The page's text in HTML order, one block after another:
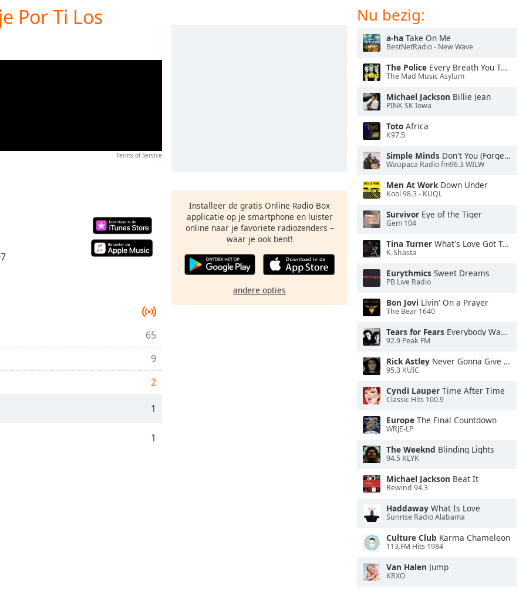
Por Ti Los
Terms of Service
65
9
2
1
1
Installeer de gratis Online Radio Box
applicatie op je smartphone en luister
online naar je favoriete radiozenders –
waar je ook bent!
andere opties
Nu bezig:
a-ha Take On Me
BestNetRadio - New Wave
The Police Every Breath You Take
The Mad Music Asylum
Michael Jackson Billie Jean
PINK SK Iowa
Toto Africa
K97.5
Simple Minds Don't You (Forget About Me)
Waupaca Radio fm96.3 WILW
Men At WorkDown Under
Kool 98.3 - KUQL
Survivor Eye of the Tiger
Gem 104
Tina Turner What's Love Got To Do With It
K-Shasta
Eurythmics Sweet Dreams
PB Live Radio
Bon Jovi Livin' On a Prayer
The Bear 1640
Tears for Fears Everybody Wants To Rule the World
92.9 Peak FM
Rick Astley Never Gonna Give You Up
95.3 KUIC
Cyndi Lauper Time After Time
Classic Hits 100.9
Europe The Final Countdown
WRJE-LP
The Weeknd Blinding Lights
94.5 KLYK
Michael Jackson Beat It
Rewind 94.3
Haddaway What Is Love
Sunrise Radio Alabama
Culture Club Karma Chameleon
113.FM Hits 1984
Van Halen Jump
KRXO